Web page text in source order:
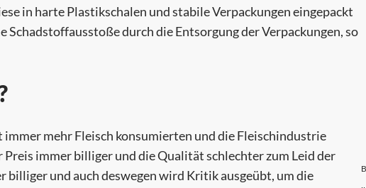
in harte Plastikschalen und stabile Verpackungen eingepackt
durch die Entsorgung der Verpackungen, so
B
mehr Fleisch konsumierten und die Fleischindustrie
immer billiger und die Qualität schlechter zum Leid der
billiger und auch deswegen wird Kritik ausgeübt, um die